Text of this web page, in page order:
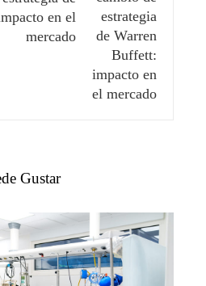
en el
mercado
Gustar